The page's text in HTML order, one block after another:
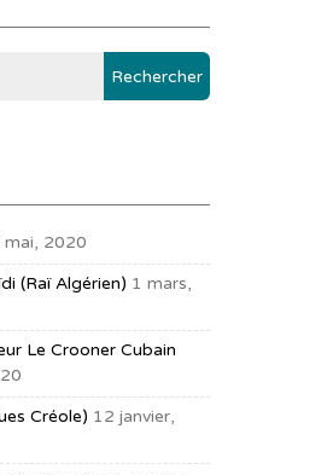
mai, 2020
(raï Algérien) 1 mars,
Le Crooner Cubain
Créole) 12 janvier,